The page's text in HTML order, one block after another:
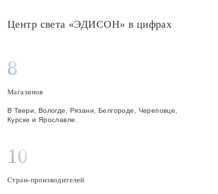
Каталог
Частые вопросы
Бренды
Центр света «ЭДИСОН» в цифрах
8
Магазинов
В Твери, Вологде, Рязани, Белгороде, Череповце,
Курске и Ярославле.
10
Стран-производителей